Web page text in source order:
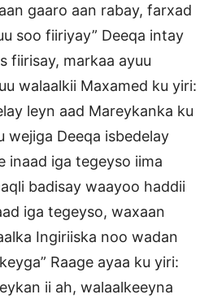
gaaro aan rabay, farxad
soo fiiriyay” Deeqa intay
fiirisay, markaa ayuu
walaalkii Maxamed ku yiri:
leyn aad Mareykanka ku
wejiga Deeqa isbedelay
inaad iga tegeyso iima
badisay waayoo haddii
iga tegeyso, waxaan
Ingiriiska noo wadan
Raage ayaa ku yiri:
ii ah, walaalkeeyna